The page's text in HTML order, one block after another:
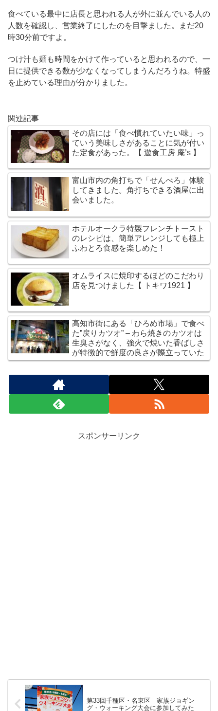
食べている最中に店長と思われる人が外に並んでいる人の
人数を確認し、営業終了にしたのを目撃ました。まだ20
時30分前ですよ。
つけ汁も麺も時間をかけて作っていると思われるので、一
日に提供できる数が少なくなってしまうんだろうね。特盛
を止めている理由が分かりました。
関連記事
その店には「食べ慣れていたい味」っ
ていう美味しさがあることに気が付い
た定食があった。【 遊食工房 庵’s 】
富山市内の角打ちで「せんべろ」体験
してきました。角打ちできる酒屋に出
会いました。
ホテルオークラ特製フレンチトースト
のレシピは、簡単アレンジしても極上
ふわとろ食感を楽しめた！
オムライスに焼印するほどのこだわり
店を見つけました【 トキワ1921 】
高知市街にある「ひろめ市場」で食べ
た”戻りカツオ” – わら焼きのカツオは
生臭さがなく、強火で焼いた香ばしさ
が特徴的で鮮度の良さが際立っていた
スポンサーリンク
第33回千種区・名東区 家族ジョギン
グ・ウォーキング大会に参加してみた